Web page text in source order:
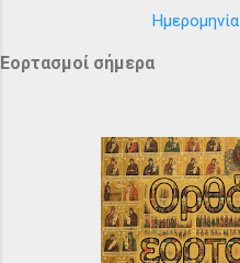
Ημερομηνία
Εορτασμοί σήμερα